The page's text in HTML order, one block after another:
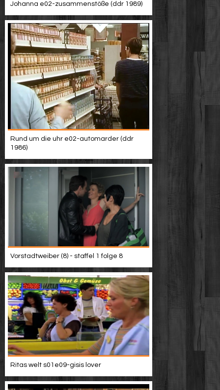
Johanna e02-zusammenstöße (ddr 1989)
Rund um die uhr e02-automarder (ddr
1986)
Vorstadtweiber (8) - staffel 1 folge 8
Ritas welt s01e09-gisis lover